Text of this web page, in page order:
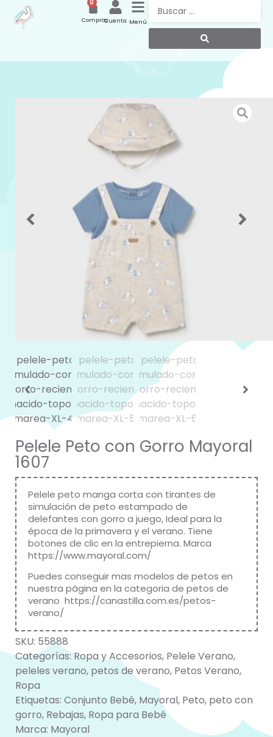
Menú
Cuenta
0
Compras
Pelele Peto con Gorro Mayoral
1607
Pelele peto manga corta con tirantes de
simulación de peto estampado de
delefantes con gorro a juego, Ideal para la
época de la primavera y el verano. Tiene
botones de clic en la entrepierna. Marca
https://www.mayoral.com/
Puedes conseguir mas modelos de petos en
nuestra página en la categoria de petos de
verano https://canastilla.com.es/petos-
verano/
SKU: 55888
Categorías:Ropa y Accesorios, Pelele Verano,
peleles verano, petos de verano, Petos Verano,
Ropa
Etiquetas: Conjunto Bebé, Mayoral, Peto, peto con
gorro, Rebajas, Ropa para Bebé
Marca: Mayoral